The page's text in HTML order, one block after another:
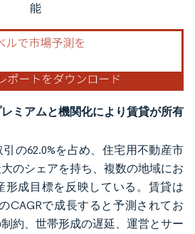
能
ミアムと機関化により賃貸が所有
の62.0%を占め、住宅用不動産市
のシェアを持ち、複数の地域にお
形成目標を反映している。賃貸は
CAGRで成長すると予測されてお
約、世帯形成の遅延、運営とサー